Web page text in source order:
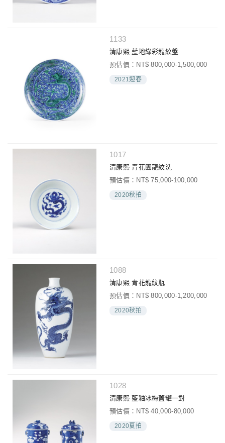
1133
清康熙 藍地綠彩龍紋盤
預估價：NT$ 800,000-1,500,000
2021迎春
1017
清康熙 青花團龍紋洗
預估價：NT$ 75,000-100,000
2020秋拍
1088
清康熙 青花龍紋瓶
預估價：NT$ 800,000-1,200,000
2020秋拍
1028
清康熙 藍釉冰梅蓋罐一對
預估價：NT$ 40,000-80,000
2020夏拍